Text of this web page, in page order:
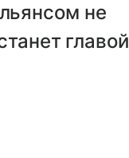
не
главой